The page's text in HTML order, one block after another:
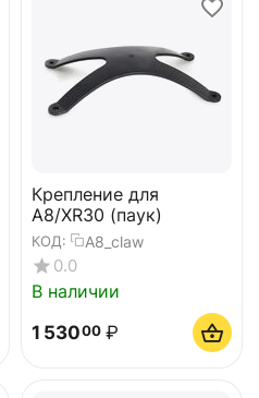
Крепление для
А8/XR30 (паук)
КОД: A8_claw
0.0
В наличии
1 53000 ₽